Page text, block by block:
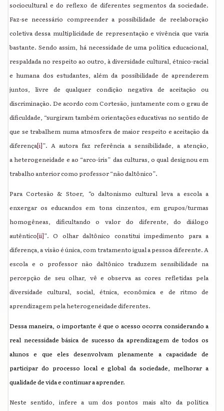
sociocultural e do reflexo de diferentes segmentos da sociedade.
Faz-se necessário compreender a possibilidade de reelaboração
coletiva dessa multiplicidade de representação e vivência que varia
bastante. Sendo assim, há necessidade de uma política educacional,
respaldada no respeito ao outro, à diversidade cultural, étnico-racial
e humana dos estudantes, além da possibilidade de aprenderem
juntos, livre de qualquer condição negativa de aceitação ou
discriminação. De acordo com Cortesão, juntamente com o grau de
dificuldade, “surgiram também orientações educativas no sentido de
que se trabalhem numa atmosfera de maior respeito e aceitação da
diferença[i]”. A autora faz referência a sensibilidade, a atenção,
a heterogeneidade e ao “arco-íris” das culturas, o qual designou em
trabalho anterior como professor “não daltônico”.
Para Cortesão & Stoer, “o daltonismo cultural leva a escola a
enxergar os educandos em tons cinzentos, em grupos/turmas
homogêneas, dificultando o valor do diferente, do diálogo
autêntico[ii]”. O olhar daltônico constitui impedimento para a
diferença, a visão é única, com tratamento igual a pessoa diferente. A
escola e o professor não daltônico traduzem sensibilidade na
percepção de seu olhar, vê e observa as cores refletidas pela
diversidade cultural, social, étnica, econômica e de ritmo de
aprendizagem pela heterogeneidade diferentes.
Dessa maneira, o importante é que o acesso ocorra considerando a
real necessidade básica de sucesso da aprendizagem de todos os
alunos e que eles desenvolvam plenamente a capacidade de
participar do processo local e global da sociedade, melhorar a
qualidade de vida e continuar a aprender.
Neste sentido, infere a um dos pontos mais alto da política